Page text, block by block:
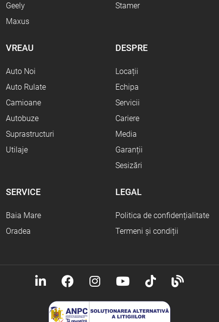
Geely
Maxus
Stamer
VREAU
Auto Noi
Auto Rulate
Camioane
Autobuze
Suprastructuri
Utilaje
DESPRE
Locații
Echipa
Servicii
Cariere
Media
Garanții
Sesizări
SERVICE
Baia Mare
Oradea
LEGAL
Politica de confidențialitate
Termeni și condiții